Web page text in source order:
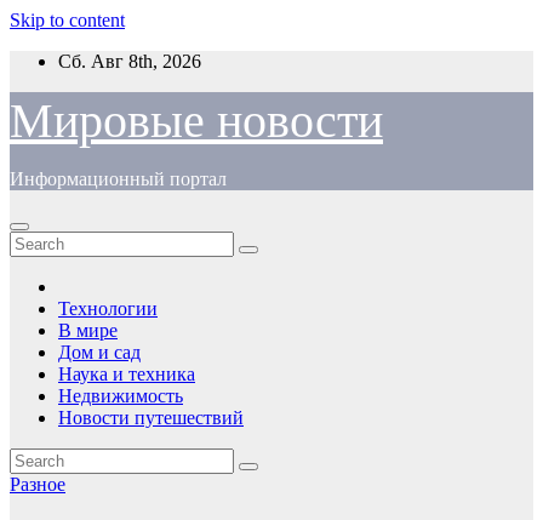
Skip to content
Сб. Авг 8th, 2026
Мировые новости
Информационный портал
Технологии
В мире
Дом и сад
Наука и техника
Недвижимость
Новости путешествий
Разное